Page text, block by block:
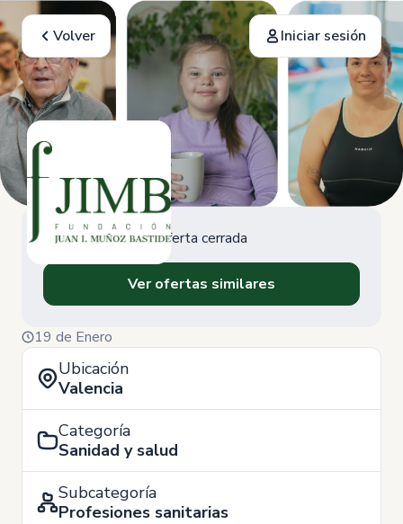
Volver Iniciar sesión
Oferta cerrada
Ver ofertas similares
19 de Enero
Ubicación
Valencia
Categoría
Sanidad y salud
Subcategoría
Profesiones sanitarias